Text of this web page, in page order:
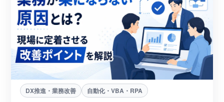
DX推進・業務改善 自動化・VBA・RPA